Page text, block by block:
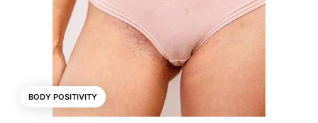
BODY POSITIVITY